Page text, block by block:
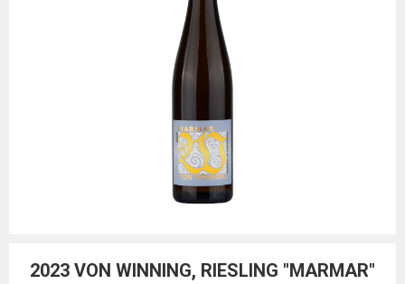
2023 VON WINNING, RIESLING "MARMAR"